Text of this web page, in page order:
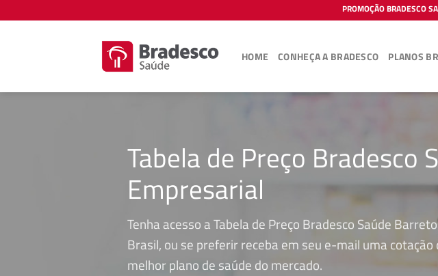
to
PROMOÇÃO BRADESCO
HOME CONHEÇA A BRADESCO PLANOS
Tabela de Preço Bradesco
Empresarial
Tenha acesso a Tabela de Preço Bradesco Saúde
Brasil, ou se preferir receba em seu e-mail uma
melhor plano de saúde do mercado.